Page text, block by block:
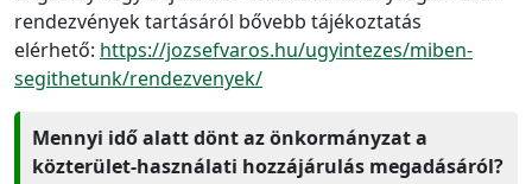
rendezvények tartásáról bővebb tájékoztatás
elérhető: https://jozsefvaros.hu/ugyintezes/miben-
segithetunk/rendezvenyek/
Mennyi idő alatt dönt az önkormányzat a
közterület-használati hozzájárulás megadásáról?